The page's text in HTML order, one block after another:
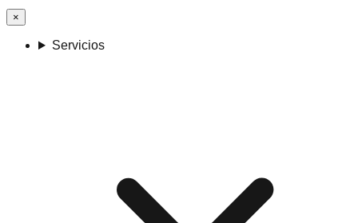
×
Servicios